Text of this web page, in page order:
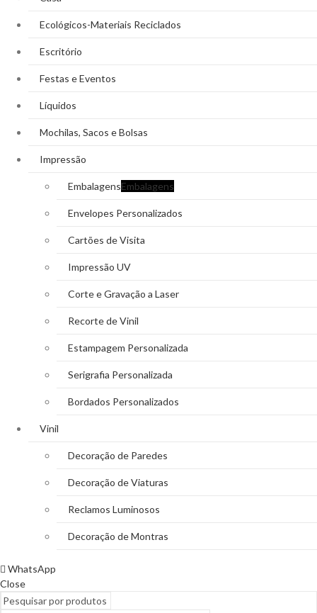
Ecológicos-Materiais Reciclados
Escritório
Festas e Eventos
Líquidos
Mochilas, Sacos e Bolsas
Impressão
EmbalagensEmbalagens
Envelopes Personalizados
Cartões de Visita
Impressão UV
Corte e Gravação a Laser
Recorte de Vinil
Estampagem Personalizada
Serigrafia Personalizada
Bordados Personalizados
Vinil
Decoração de Paredes
Decoração de Viaturas
Reclamos Luminosos
Decoração de Montras
WhatsApp
Close